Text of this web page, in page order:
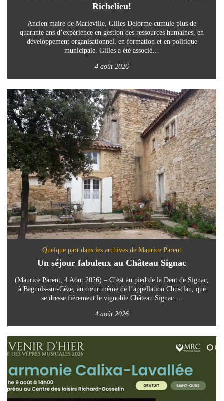
Richelieu!
Ancien maire de Marieville, Gilles Delorme cumule plus de
quarante ans d’expérience en gestion des ressources humaines, en
développement organisationnel, en formation et en politique
municipale. Gilles a été associé…
4 août 2026
Quelque part dans les archives de Maurice Parent
Un séjour fabuleux au Château Signac
(Maurice Parent, 4 Aout 2026) – C’est au pied de la Dent de Signac,
à Bagnols-sur-Cèze, au cœur même de l’appellation Chusclan, que
se dresse fièrement le vignoble Château Signac….
4 août 2026